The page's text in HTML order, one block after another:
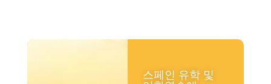
스페인 유학 및